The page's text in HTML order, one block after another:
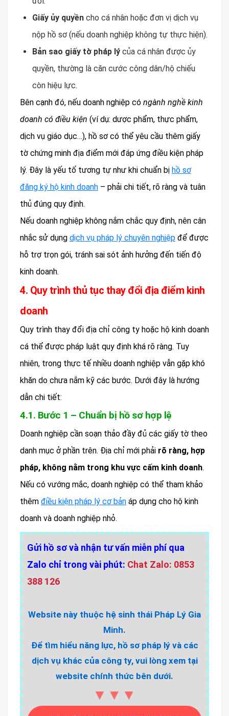
Giấy ủy quyền cho cá nhân hoặc đơn vị dịch vụ
nộp hồ sơ (nếu doanh nghiệp không tự thực hiện).
Bản sao giấy tờ pháp lý của cá nhân được ủy
quyền, thường là căn cước công dân/hộ chiếu
còn hiệu lực.
Bên cạnh đó, nếu doanh nghiệp có ngành nghề kinh
doanh có điều kiện (ví dụ: dược phẩm, thực phẩm,
dịch vụ giáo dục…), hồ sơ có thể yêu cầu thêm giấy
tờ chứng minh địa điểm mới đáp ứng điều kiện pháp
lý. Đây là yếu tố tương tự như khi chuẩn bị hồ sơ
đăng ký hộ kinh doanh – phải chi tiết, rõ ràng và tuân
thủ đúng quy định.
Nếu doanh nghiệp không nắm chắc quy định, nên cân
nhắc sử dụng dịch vụ pháp lý chuyên nghiệp để được
hỗ trợ trọn gói, tránh sai sót ảnh hưởng đến tiến độ
kinh doanh.
4. Quy trình thủ tục thay đổi địa điểm kinh
doanh
Quy trình thay đổi địa chỉ công ty hoặc hộ kinh doanh
cá thể được pháp luật quy định khá rõ ràng. Tuy
nhiên, trong thực tế nhiều doanh nghiệp vẫn gặp khó
khăn do chưa nắm kỹ các bước. Dưới đây là hướng
dẫn chi tiết:
4.1. Bước 1 – Chuẩn bị hồ sơ hợp lệ
Doanh nghiệp cần soạn thảo đầy đủ các giấy tờ theo
danh mục ở phần trên. Địa chỉ mới phải rõ ràng, hợp
pháp, không nằm trong khu vực cấm kinh doanh.
Nếu có vướng mắc, doanh nghiệp có thể tham khảo
thêm điều kiện pháp lý cơ bản áp dụng cho hộ kinh
doanh và doanh nghiệp nhỏ.
Gửi hồ sơ và nhận tư vấn miễn phí qua
Zalo chỉ trong vài phút: Chat Zalo: 0853
388 126
Website này thuộc hệ sinh thái Pháp Lý Gia
Minh.
Để tìm hiểu năng lực, hồ sơ pháp lý và các
dịch vụ khác của công ty, vui lòng xem tại
website chính thức bên dưới.
▼▼▼